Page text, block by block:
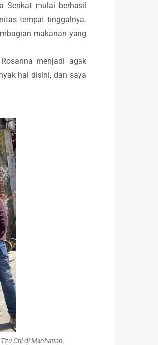
Serikat mulai berhasil
tempat tinggalnya.
makanan yang
menjadi agak
hal disini, dan saya
Chi di Manhattan.